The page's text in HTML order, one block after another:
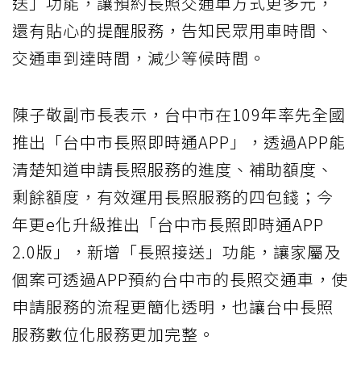
還有貼心的提醒服務，告知民眾用車時間、
交通車到達時間，減少等候時間。
陳子敬副市長表示，台中市在109年率先全國
推出「台中市長照即時通APP」，透過APP能
清楚知道申請長照服務的進度、補助額度、
剩餘額度，有效運用長照服務的四包錢；今
年更e化升級推出「台中市長照即時通APP
2.0版」，新增「長照接送」功能，讓家屬及
個案可透過APP預約台中市的長照交通車，使
申請服務的流程更簡化透明，也讓台中長照
服務數位化服務更加完整。